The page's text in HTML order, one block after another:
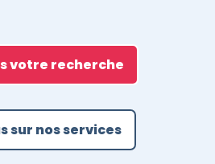
votre recherche
sur nos services